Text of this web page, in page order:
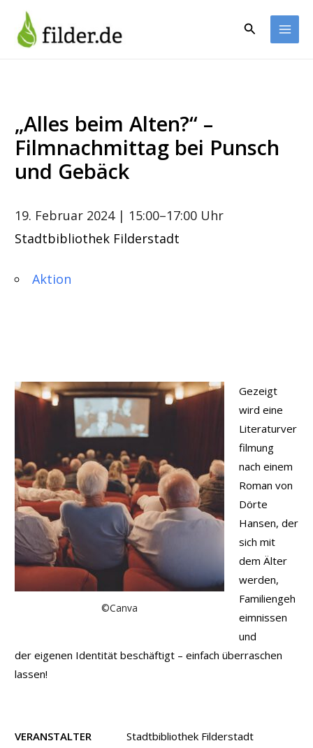
Inhalt
springen
Suchen
„Alles beim Alten?“ –
Filmnachmittag bei Punsch
und Gebäck
19. Februar 2024 | 15:00–17:00 Uhr
Stadtbibliothek Filderstadt
Aktion
©Canva
Gezeigt
wird eine
Literaturver
filmung
nach einem
Roman von
Dörte
Hansen, der
sich mit
dem Älter
werden,
Familiengeh
eimnissen
und
der eigenen Identität beschäftigt – einfach überraschen
lassen!
VERANSTALTER Stadtbibliothek Filderstadt